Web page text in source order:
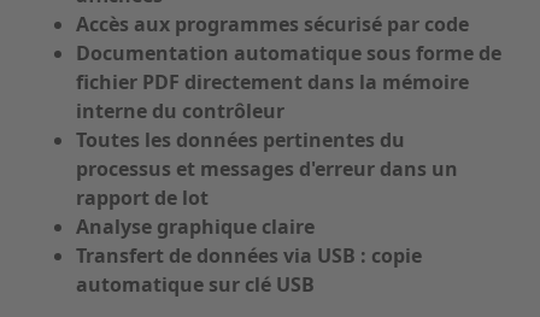
Accès aux programmes sécurisé par code
Documentation automatique sous forme de
fichier PDF directement dans la mémoire
interne du contrôleur
Toutes les données pertinentes du
processus et messages d'erreur dans un
rapport de lot
Analyse graphique claire
Transfert de données via USB : copie
automatique sur clé USB